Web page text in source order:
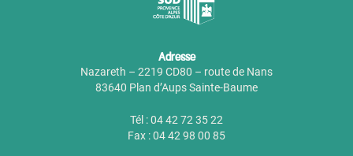
Adresse
Nazareth – 2219 CD80 – route de Nans
83640 Plan d’Aups Sainte-Baume
Tél : 04 42 72 35 22
Fax : 04 42 98 00 85